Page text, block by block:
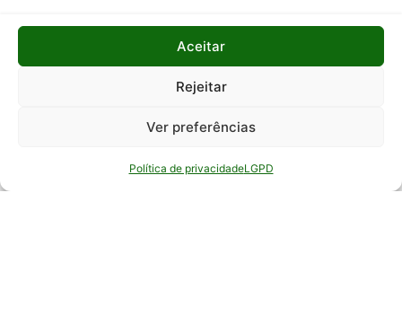
Aceitar
Rejeitar
Ver preferências
Política de privacidadeLGPD
Auditoria
Interna
Relatório
Serviço de
ao Cidadão